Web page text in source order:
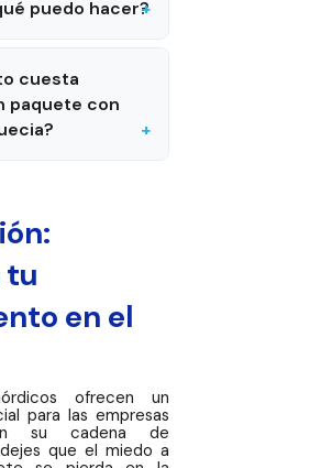
puedo hacer?
cuesta
paquete con
tu
en el
ofrecen un
para las empresas
su cadena de
que el miedo a